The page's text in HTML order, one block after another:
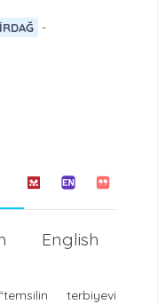
-
English
terbiyevi